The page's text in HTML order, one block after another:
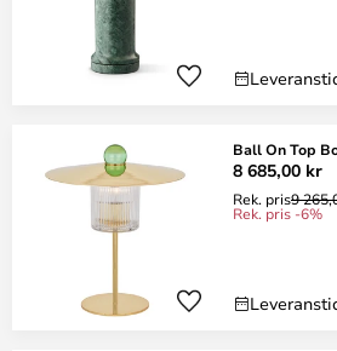
Ball On Top
8 685,00 kr
Rek. pris9
Rek. pris -6%